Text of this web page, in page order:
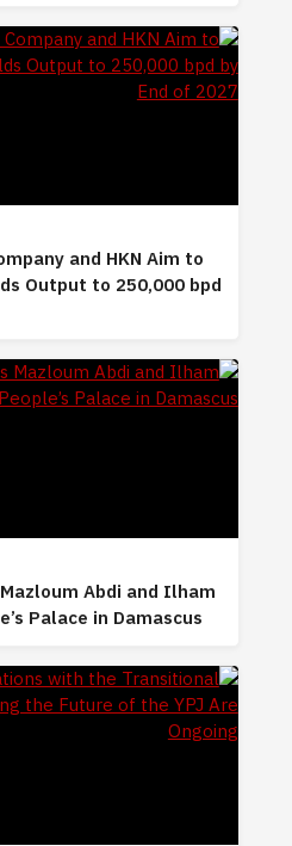
and HKN Aim to
Output to 250,000 bpd
Abdi and Ilham
Palace in Damascus